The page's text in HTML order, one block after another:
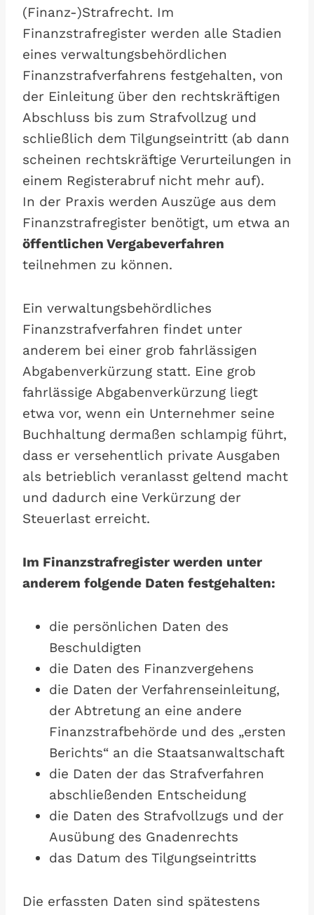
(Finanz-)Strafrecht. Im
Finanzstrafregister werden alle Stadien
eines verwaltungsbehördlichen
Finanzstrafverfahrens festgehalten, von
der Einleitung über den rechtskräftigen
Abschluss bis zum Strafvollzug und
schließlich dem Tilgungseintritt (ab dann
scheinen rechtskräftige Verurteilungen in
einem Registerabruf nicht mehr auf).
In der Praxis werden Auszüge aus dem
Finanzstrafregister benötigt, um etwa an
öffentlichen Vergabeverfahren
teilnehmen zu können.
Ein verwaltungsbehördliches
Finanzstrafverfahren findet unter
anderem bei einer grob fahrlässigen
Abgabenverkürzung statt. Eine grob
fahrlässige Abgabenverkürzung liegt
etwa vor, wenn ein Unternehmer seine
Buchhaltung dermaßen schlampig führt,
dass er versehentlich private Ausgaben
als betrieblich veranlasst geltend macht
und dadurch eine Verkürzung der
Steuerlast erreicht.
Im Finanzstrafregister werden unter
anderem folgende Daten festgehalten:
die persönlichen Daten des
Beschuldigten
die Daten des Finanzvergehens
die Daten der Verfahrenseinleitung,
der Abtretung an eine andere
Finanzstrafbehörde und des „ersten
Berichts“ an die Staatsanwaltschaft
die Daten der das Strafverfahren
abschließenden Entscheidung
die Daten des Strafvollzugs und der
Ausübung des Gnadenrechts
das Datum des Tilgungseintritts
Die erfassten Daten sind spätestens